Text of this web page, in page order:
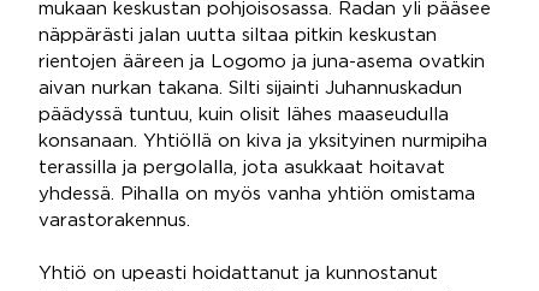
mukaan keskustan pohjoisosassa. Radan yli pääsee
näppärästi jalan uutta siltaa pitkin keskustan
rientojen ääreen ja Logomo ja juna-asema ovatkin
aivan nurkan takana. Silti sijainti Juhannuskadun
päädyssä tuntuu, kuin olisit lähes maaseudulla
konsanaan. Yhtiöllä on kiva ja yksityinen nurmipiha
terassilla ja pergolalla, jota asukkaat hoitavat
yhdessä. Pihalla on myös vanha yhtiön omistama
varastorakennus.
Yhtiö on upeasti hoidattanut ja kunnostanut